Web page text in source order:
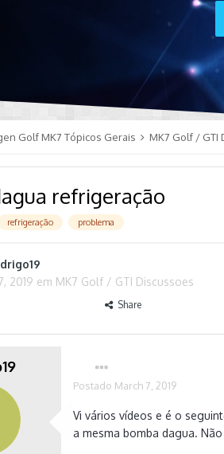
Golf MK7 Tópicos Gerais MK7 Golf / GTI
refrigeração
refrigeração problema
2019 em MK7 Golf / GTI Discussoes
Share
Postado March 7, 2019
Vi vários vídeos e é o
a mesma bomba dagua.